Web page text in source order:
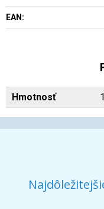
EAN:
Hmotnosť